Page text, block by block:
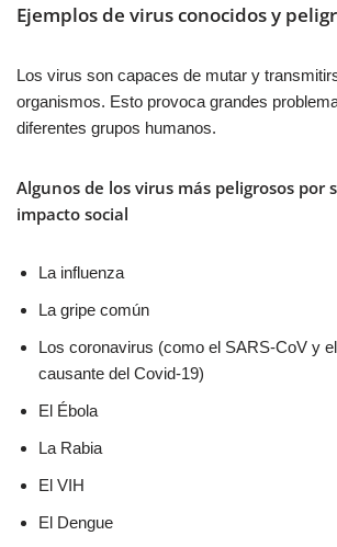
Ejemplos de virus conocidos y
Los virus son capaces de mutar y
organismos. Esto provoca grandes
diferentes grupos humanos.
Algunos de los virus más peligrosos por
impacto social
La influenza
La gripe común
Los coronavirus (como el SARS-CoV y
causante del Covid-19)
El Ébola
La Rabia
El VIH
El Dengue